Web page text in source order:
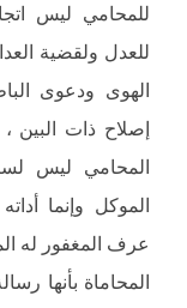
للمحامي ليس
للعدل ولقضية
الهوى ودعوى
إصلاح ذات البين
المحامي ليس
الموكل وإنما
عرف المغفور له
المحاماة بأنها